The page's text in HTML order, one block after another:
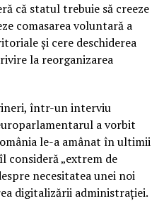
că statul trebuie să creeze
comasarea voluntară a
și cere deschiderea
la reorganizarea
într-un interviu
a vorbit
le-a amânat în ultimii
consideră „extrem de
necesitatea unei noi
digitalizării administrației.